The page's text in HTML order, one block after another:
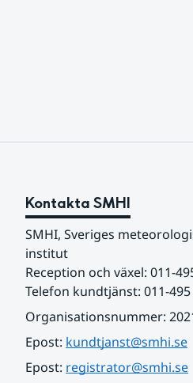
Kontakta SMHI
SMHI, Sveriges
institut
Reception och växel: 011-
Telefon kundtjänst: 011-495
Organisationsnummer:
Epost: kundtjanst@smhi.se
Epost: registrator@smhi.se